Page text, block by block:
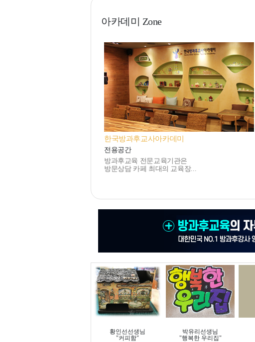
아카데미 Zone
한국방과후교사아카데미
전용공간
방과후교육 전문교육기관은
방문상담 카페 최대의 교육장...
황인선선생님
"커피함"
박유리선생님
"행복한 우리집"